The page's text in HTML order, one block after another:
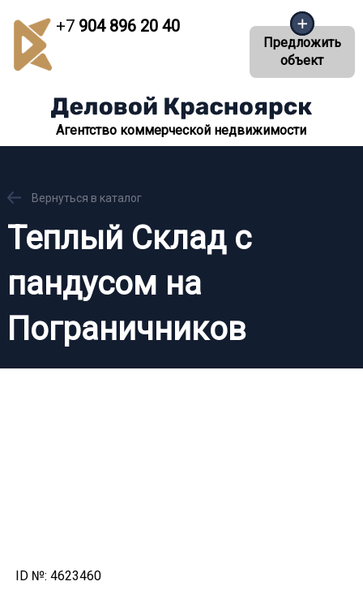
+7904 896 20 40
Агентство коммерческой недвижимости
Предложить
объект
Вернуться в каталог
Теплый Склад с
пандусом на
Пограничников
ID №: 4623460